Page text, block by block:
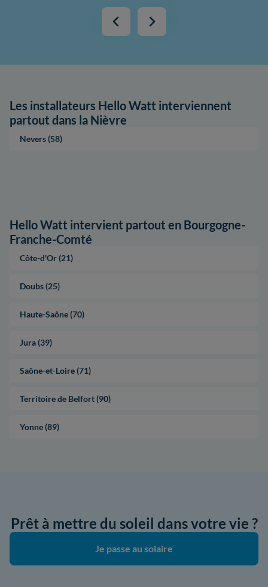
Les installateurs Hello Watt interviennent
partout dans la Nièvre
Nevers (58)
Hello Watt intervient partout en Bourgogne-
Franche-Comté
Côte-d'Or (21)
Doubs (25)
Haute-Saône (70)
Jura (39)
Saône-et-Loire (71)
Territoire de Belfort (90)
Yonne (89)
Prêt à mettre du soleil dans votre vie ?
Je passe au solaire